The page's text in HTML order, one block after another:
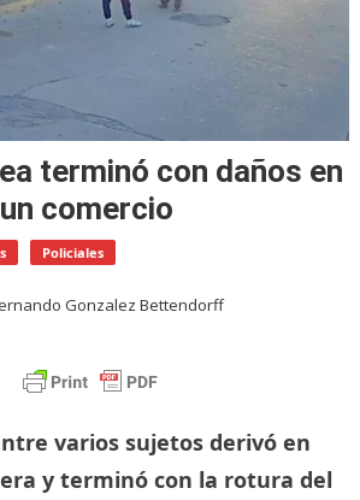
terminó con daños en
comercio
Policiales
Gonzalez Bettendorff
varios sujetos derivó en
y terminó con la rotura del